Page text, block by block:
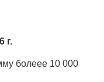
г.
болеее 10 000